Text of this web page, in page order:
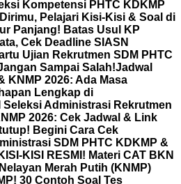
Kompetensi PHTC KDKMP
Pelajari Kisi-Kisi & Soal di
Panjang! Batas Usul KP
Cek Deadline SIASN
Ujian Rekrutmen SDM PHTC
Sampai Salah!Jadwal
KNMP 2026: Ada Masa
Lengkap di
Seleksi Administrasi Rekrutmen
2026: Cek Jadwal & Link
Begini Cara Cek
SDM PHTC KDKMP &
KISI RESMI! Materi CAT BKN
Merah Putih (KNMP)
30 Contoh Soal Tes